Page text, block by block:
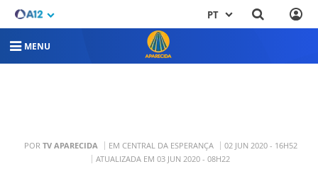
PT
MENU
POR TV APARECIDA EM CENTRAL DA ESPERANÇA
02 JUN 2020 - 16H52
ATUALIZADA EM 03 JUN 2020 - 08H22